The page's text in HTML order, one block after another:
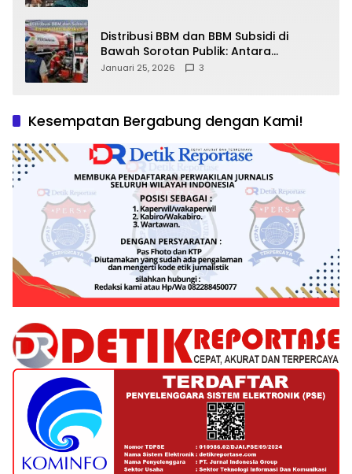
Distribusi BBM dan BBM Subsidi di
Bawah Sorotan Publik: Antara
Kepentingan Negara, Hak Konsumen,
Januari 25, 2026 3
Kesempatan Bergabung dengan Kami!